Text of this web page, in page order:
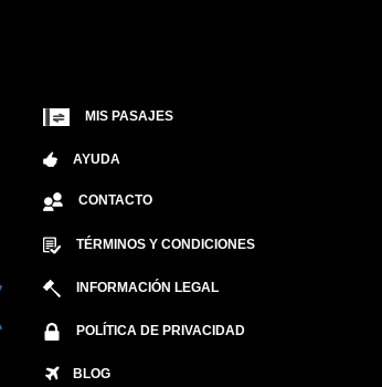
MIS PASAJES
AYUDA
CONTACTO
TÉRMINOS Y CONDICIONES
INFORMACIÓN LEGAL
POLÍTICA DE PRIVACIDAD
BLOG